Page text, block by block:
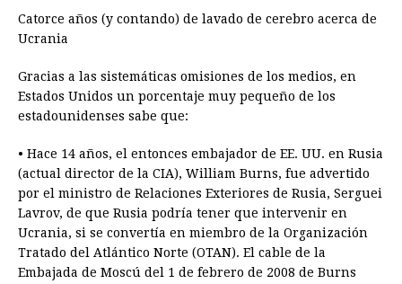
Catorce años (y contando) de lavado de cerebro acerca de
Ucrania
Gracias a las sistemáticas omisiones de los medios, en
Estados Unidos un porcentaje muy pequeño de los
estadounidenses sabe que:
• Hace 14 años, el entonces embajador de EE. UU. en Rusia
(actual director de la CIA), William Burns, fue advertido
por el ministro de Relaciones Exteriores de Rusia, Serguei
Lavrov, de que Rusia podría tener que intervenir en
Ucrania, si se convertía en miembro de la Organización
Tratado del Atlántico Norte (OTAN). El cable de la
Embajada de Moscú del 1 de febrero de 2008 de Burns